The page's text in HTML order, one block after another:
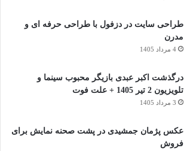
طراحی سایت در دزفول با طراحی حرفه‌ ای و
مدرن
4 مرداد 1405
درگذشت اکبر عبدی بازیگر محبوب سینما و
تلویزیون 2 تیر 1405 + علت فوت
3 مرداد 1405
عکس پژمان جمشیدی در پشت صحنه نمایش برای
فروش